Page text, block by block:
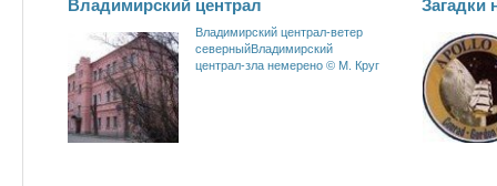
Владимирский централ
Владимирский централ-ветер
северныйВладимирский
централ-зла немерено © М. Круг
Загадки